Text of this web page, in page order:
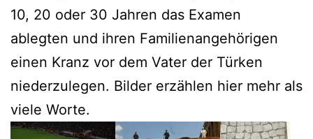
10, 20 oder 30 Jahren das Examen
ablegten und ihren Familienangehörigen
einen Kranz vor dem Vater der Türken
niederzulegen. Bilder erzählen hier mehr als
viele Worte.